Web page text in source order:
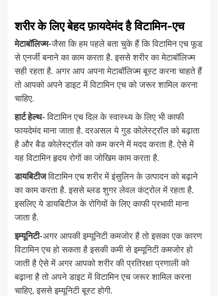
शरीर के लिए बेहद फ़ायदेमंद है विटामिन-एच
मेटाबॉलिज्म-जैसा कि हम पहले बता चुके हैं कि विटामिन एच फूड
से एनर्जी बनाने का काम करता है. इससे शरीर का मेटाबॉलिज्म
सही रहता है. अगर आप अपना मेटाबॉलिज्म बूस्ट करना चाहते हैं
तो आपको अपने डाइट में विटामिन एच को जरूर शामिल करना
चाहिए.
हार्ट हेल्थ-विटामिन एच दिल के स्वास्थ्य के लिए भी काफी
फायदेमंद माना जाता है. दरअसल ये गुड कोलेस्ट्रॉल को बढ़ाता
है और बैड कोलेस्ट्रॉल को कम करने में मदद करता है. ऐसे में
यह विटामिन हृदय रोगों का जोखिम काम करता है.
डायबिटीजविटामिन एच शरीर में इंसुलिन के उत्पादन को बढ़ाने
का काम करता है. इससे ब्लड शुगर लेवल कंट्रोल में रहता है.
इसलिए ये डायबिटीज के रोगियों के लिए काफी प्रभावी माना
जाता है.
इम्यूनिटी-अगर आपकी इम्यूनिटी कमजोर है तो इसका एक कारण
विटामिन एच हो सकता है इसकी कमी से इम्यूनिटी कमजोर हो
जाती है ऐसे में अगर आपको शरीर की प्रतिरक्षा प्रणाली को
बढ़ाना है तो अपने डाइट में विटामिन एच जरूर शामिल करना
चाहिए, इससे इम्यूनिटी बूस्ट होगी.